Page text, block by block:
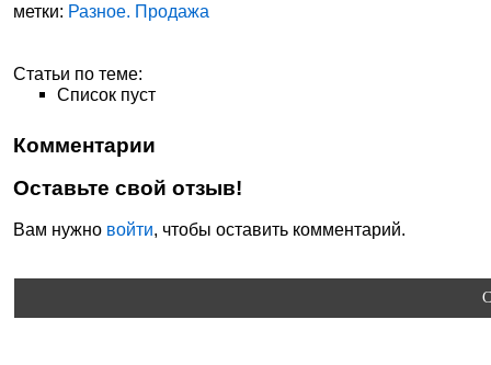
метки: Разное. Продажа
Статьи по теме:
Список пуст
Комментарии
Оставьте свой отзыв!
Вам нужно войти, чтобы оставить комментарий.